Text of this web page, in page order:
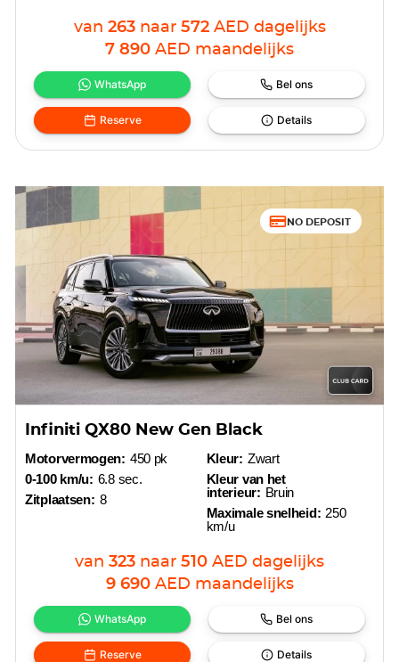
van 263 naar 572 AED dagelijks
7 890 AED maandelijks
WhatsApp Bel ons
Reserve Details
NO DEPOSIT
Infiniti QX80 New Gen Black
Motorvermogen: 450 pk
0-100 km/u: 6.8 sec.
Zitplaatsen: 8
Kleur: Zwart
Kleur van het
interieur: Bruin
Maximale snelheid: 250
km/u
van 323 naar 510 AED dagelijks
9 690 AED maandelijks
WhatsApp Bel ons
Reserve Details